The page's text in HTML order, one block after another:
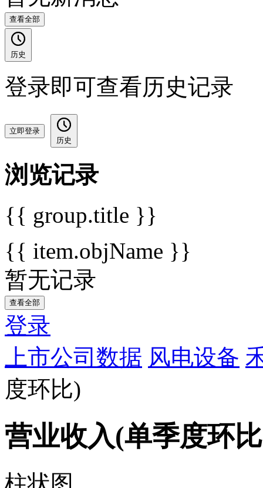
查看全部
历史
登录即可查看历史记录
立即登录
历史
浏览记录
{{ group.title }}
{{ item.objName }}
暂无记录
查看全部
登录
上市公司数据 风电设备
度环比)
营业收入(单季度环